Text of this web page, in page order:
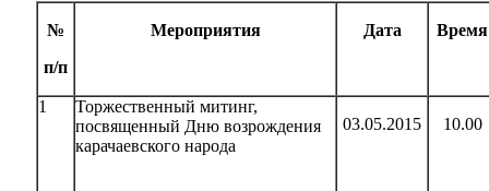
№
п/п
Мероприятия Дата Время
1
Торжественный митинг,
посвященный Дню возрождения
карачаевского народа
03.05.2015 10.00